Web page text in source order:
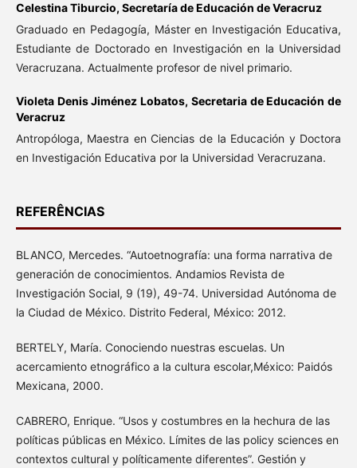
Celestina Tiburcio, Secretaría de Educación de Veracruz
Graduado en Pedagogía, Máster en Investigación Educativa,
Estudiante de Doctorado en Investigación en la Universidad
Veracruzana. Actualmente profesor de nivel primario.
Violeta Denis Jiménez Lobatos, Secretaria de Educación de
Veracruz
Antropóloga, Maestra en Ciencias de la Educación y Doctora
en Investigación Educativa por la Universidad Veracruzana.
REFERÊNCIAS
BLANCO, Mercedes. “Autoetnografía: una forma narrativa de
generación de conocimientos. Andamios Revista de
Investigación Social, 9 (19), 49-74. Universidad Autónoma de
la Ciudad de México. Distrito Federal, México: 2012.
BERTELY, María. Conociendo nuestras escuelas. Un
acercamiento etnográfico a la cultura escolar,México: Paidós
Mexicana, 2000.
CABRERO, Enrique. “Usos y costumbres en la hechura de las
políticas públicas en México. Límites de las policy sciences en
contextos cultural y políticamente diferentes”. Gestión y